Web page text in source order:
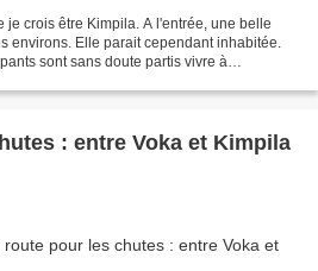
je crois être Kimpila. A l'entrée, une belle
environs. Elle parait cependant inhabitée.
sont sans doute partis vivre à
: entre Voka et Kimpila